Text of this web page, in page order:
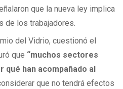
que la nueva ley implica
de los trabajadores.
del Vidrio, cuestionó el
que “muchos sectores
han acompañado al
que no tendrá efectos